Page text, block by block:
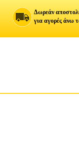
Δωρεάν
για αγορές άνω